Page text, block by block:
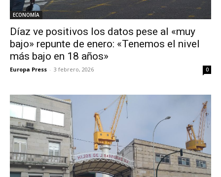
ECONOMÍA
Díaz ve positivos los datos pese al «muy
bajo» repunte de enero: «Tenemos el nivel
más bajo en 18 años»
Europa Press - 3 febrero, 2026 0